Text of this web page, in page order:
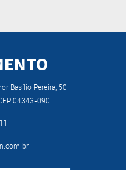
Basílio Pereira, 50
04343-090